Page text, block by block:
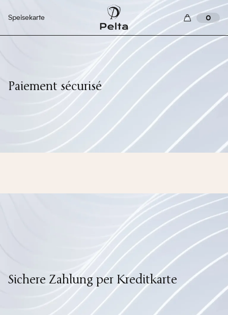
Speisekarte 0
Paiement sécurisé
Sichere Zahlung per Kreditkarte